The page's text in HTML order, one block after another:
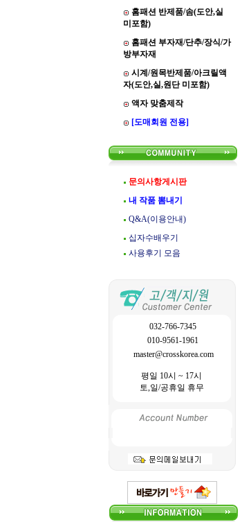
홈패션 반제품/솜(도안,실
미포함)
홈패션 부자재/단추/장식/가
방부자재
시계/원목반제품/아크릴액
자(도안,실,원단 미포함)
액자 맞춤제작
[도매회원 전용]
문의사항게시판
내 작품 뽐내기
Q&A(이용안내)
십자수배우기
사용후기 모음
032-766-7345
010-9561-1961
master@crosskorea.com
평일 10시 ~ 17시
토,일/공휴일 휴무